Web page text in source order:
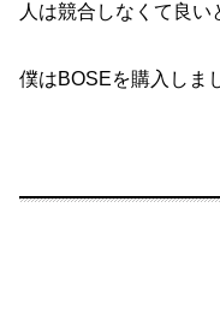
人は競合しなくて良い
僕はBOSEを購入しま